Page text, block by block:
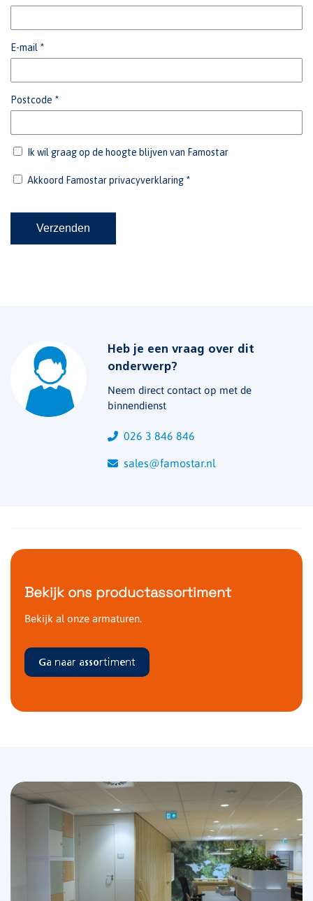
Heb je een vraag over dit
onderwerp?
Neem direct contact op met de
binnendienst
026 3 846 846
sales@famostar.nl
Bekijk ons productassortiment
Bekijk al onze armaturen.
Ga naar assortiment